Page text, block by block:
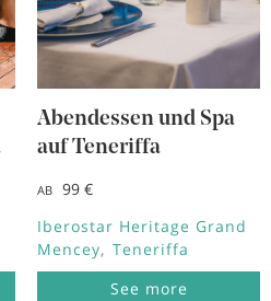
Abendessen und Spa
auf Teneriffa
AB
99 €
Iberostar Heritage Grand
Mencey
Teneriffa
See more